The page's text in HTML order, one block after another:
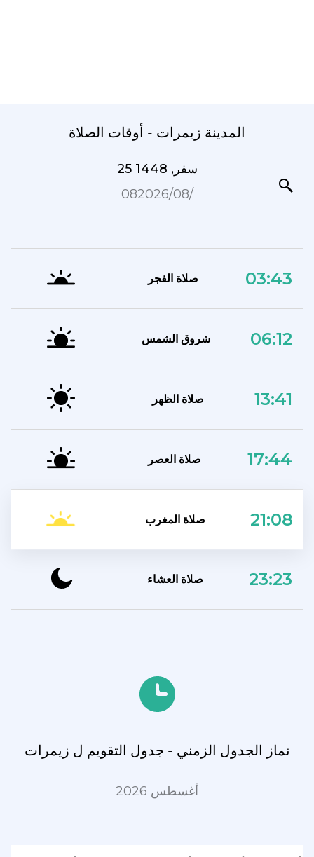
المدينة زیمرات - أوقات الصلاة
25 سفر, 1448
08‏/08‏/2026
صلاة الفجر 03:43
شروق الشمس 06:12
صلاة الظهر 13:41
صلاة العصر 17:44
صلاة المغرب 21:08
صلاة العشاء 23:23
نماز الجدول الزمني - جدول التقويم ل زیمرات
أغسطس 2026